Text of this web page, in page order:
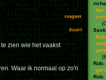
reageer
buurt
zien wie het vaakst
Waar ik normaal op zo'n
het
(
(
Rob:
Rob: